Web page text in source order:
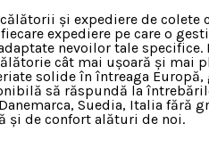
și expediere de
expediere pe care o
nevoilor tale
cât mai ușoară și mai
solide în întreaga
să răspundă la
Suedia, Italia
și de confort alături de noi.